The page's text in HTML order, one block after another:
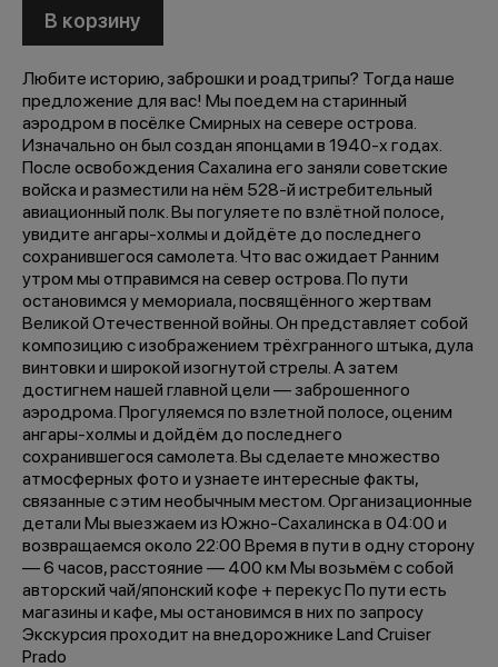
В корзину
Любите историю, заброшки и роадтрипы? Тогда наше
предложение для вас! Мы поедем на старинный
аэродром в посёлке Смирных на севере острова.
Изначально он был создан японцами в 1940-х годах.
После освобождения Сахалина его заняли советские
войска и разместили на нём 528-й истребительный
авиационный полк. Вы погуляете по взлётной полосе,
увидите ангары-холмы и дойдёте до последнего
сохранившегося самолета. Что вас ожидает Ранним
утром мы отправимся на север острова. По пути
остановимся у мемориала, посвящённого жертвам
Великой Отечественной войны. Он представляет собой
композицию с изображением трёхгранного штыка, дула
винтовки и широкой изогнутой стрелы. А затем
достигнем нашей главной цели — заброшенного
аэродрома. Прогуляемся по взлетной полосе, оценим
ангары-холмы и дойдём до последнего
сохранившегося самолета. Вы сделаете множество
атмосферных фото и узнаете интересные факты,
связанные с этим необычным местом. Организационные
детали Мы выезжаем из Южно-Сахалинска в 04:00 и
возвращаемся около 22:00 Время в пути в одну сторону
— 6 часов, расстояние — 400 км Мы возьмём с собой
авторский чай/японский кофе + перекус По пути есть
магазины и кафе, мы остановимся в них по запросу
Экскурсия проходит на внедорожнике Land Cruiser
Prado